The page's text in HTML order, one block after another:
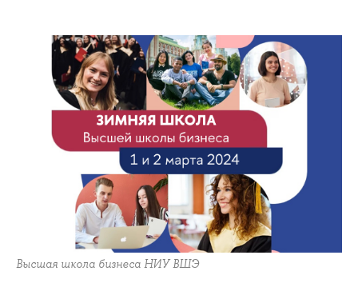
Высшая школа бизнеса НИУ ВШЭ